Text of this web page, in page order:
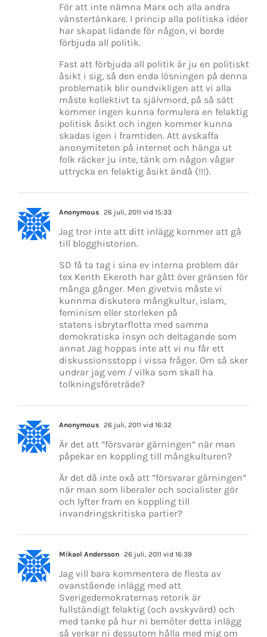
För att inte nämna Marx och alla andra
vänstertänkare. I princip alla politiska idéer
har skapat lidande för någon, vi borde
förbjuda all politik.
Fast att förbjuda all politik är ju en politiskt
åsikt i sig, så den enda lösningen på denna
problematik blir oundvikligen att vi alla
måste kollektivt ta självmord, på så sätt
kommer ingen kunna formulera en felaktig
politisk åsikt och ingen kommer kunna
skadas igen i framtiden. Att avskaffa
anonymiteten på internet och hänga ut
folk räcker ju inte, tänk om någon vågar
uttrycka en felaktig åsikt ändå (!!!).
Anonymous 26 juli, 2011 vid 15:33
Jag tror inte att ditt inlägg kommer att gå
till blogghistorien.
SD få ta tag i sina ev interna problem där
tex Kenth Ekeroth har gått över gränsen för
många gånger. Men givetvis måste vi
kunnma diskutera mångkultur, islam,
feminism eller storleken på
statens isbrytarflotta med samma
demokratiska insyn och deltagande som
annat Jag hoppas inte att vi nu får ett
diskussionsstopp i vissa frågor. Om så sker
undrar jag vem / vilka som skall ha
tolkningsföreträde?
Anonymous 26 juli, 2011 vid 16:32
Är det att ”försvarar gärningen” när man
påpekar en koppling till mångkulturen?
Är det då inte oxå att ”försvarar gärningen”
när man som liberaler och socialister gör
och lyfter fram en koppling till
invandringskritiska partier?
Mikael Andersson 26 juli, 2011 vid 16:39
Jag vill bara kommentera de flesta av
ovanstående inlägg med att
Sverigedemokraternas retorik är
fullständigt felaktig (och avskyvärd) och
med tanke på hur ni bemöter detta inlägg
så verkar ni dessutom hålla med mig om